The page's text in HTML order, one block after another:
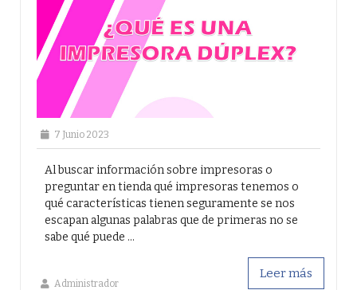
Administrador
7 Junio 2023
Al buscar información sobre impresoras o
preguntar en tienda qué impresoras tenemos o
qué características tienen seguramente se nos
escapan algunas palabras que de primeras no se
sabe qué puede ...
Leer más